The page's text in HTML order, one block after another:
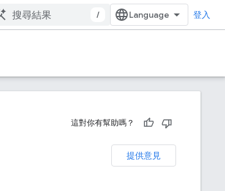
/ 登入
這對你有幫助嗎？
提供意見